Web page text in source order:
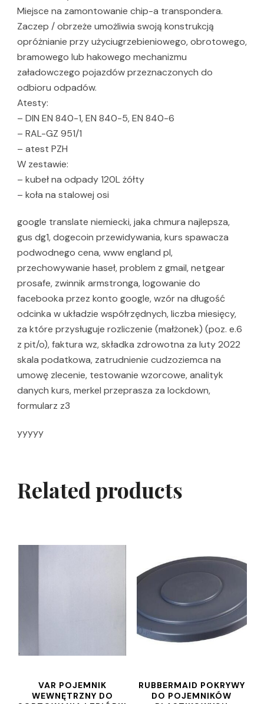
Miejsce na zamontowanie chip-a transpondera.
Zaczep / obrzeże umożliwia swoją konstrukcją
opróżnianie przy użyciugrzebieniowego, obrotowego,
bramowego lub hakowego mechanizmu
załadowczego pojazdów przeznaczonych do
odbioru odpadów.
Atesty:
– DIN EN 840-1, EN 840-5, EN 840-6
– RAL-GZ 951/1
– atest PZH
W zestawie:
– kubeł na odpady 120L żółty
– koła na stalowej osi
google translate niemiecki, jaka chmura najlepsza,
gus dg1, dogecoin przewidywania, kurs spawacza
podwodnego cena, www england pl,
przechowywanie haseł, problem z gmail, netgear
prosafe, zwinnik armstronga, logowanie do
facebooka przez konto google, wzór na długość
odcinka w układzie współrzędnych, liczba miesięcy,
za które przysługuje rozliczenie (małżonek) (poz. e.6
z pit/o), faktura wz, składka zdrowotna za luty 2022
skala podatkowa, zatrudnienie cudzoziemca na
umowę zlecenie, testowanie wzorcowe, analityk
danych kurs, merkel przeprasza za lockdown,
formularz z3
yyyyy
Related products
VAR POJEMNIK
WEWNĘTRZNY DO
RUBBERMAID POKRYWY
DO POJEMNIKÓW